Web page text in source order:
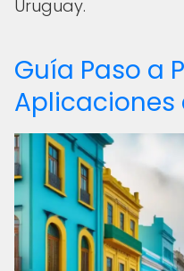
Uruguay.
Guía Paso a